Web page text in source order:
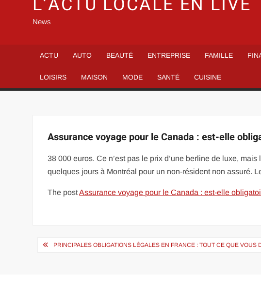
News
ACTU AUTO BEAUTÉ ENTREPRISE FAMILLE
LOISIRS MAISON MODE SANTÉ CUISINE
Assurance voyage pour le Canada : est-elle
38 000 euros. Ce n’est pas le prix d’une berline de luxe,
quelques jours à Montréal pour un non-résident non assuré.
The postAssurance voyage pour le Canada : est-elle
Navigation
PRINCIPALES OBLIGATIONS LÉGALES EN FRANCE : TOUT CE QUE VOUS